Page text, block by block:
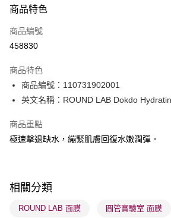
信用卡
Apple Pay
PayMe
WeChat Pay
BoC Pay
每筆HK$65.00，滿HK$300.00或以上免運費
順豐站及營業點 - 確認發貨後1-3個工作天送
商品特色
商品編號
458830
商品特色
商品編號：110731902001
英文名稱：ROUND LAB Dokdo
商品重點
極速擊退缺水，繃緊肌膚回復水嫩潤彈。
相關分類
ROUND LAB 面膜 圓管實驗室 面膜